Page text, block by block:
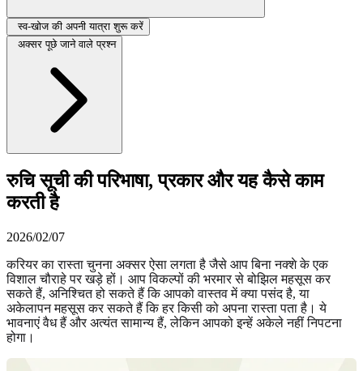
स्व-खोज की अपनी यात्रा शुरू करें
अक्सर पूछे जाने वाले प्रश्न
रुचि सूची की परिभाषा, प्रकार और यह कैसे काम
करती है
2026/02/07
करियर का रास्ता चुनना अक्सर ऐसा लगता है जैसे आप बिना नक्शे के एक
विशाल चौराहे पर खड़े हों। आप विकल्पों की भरमार से बोझिल महसूस कर
सकते हैं, अनिश्चित हो सकते हैं कि आपको वास्तव में क्या पसंद है, या
अकेलापन महसूस कर सकते हैं कि हर किसी को अपना रास्ता पता है। ये
भावनाएं वैध हैं और अत्यंत सामान्य हैं, लेकिन आपको इन्हें अकेले नहीं निपटना
होगा।